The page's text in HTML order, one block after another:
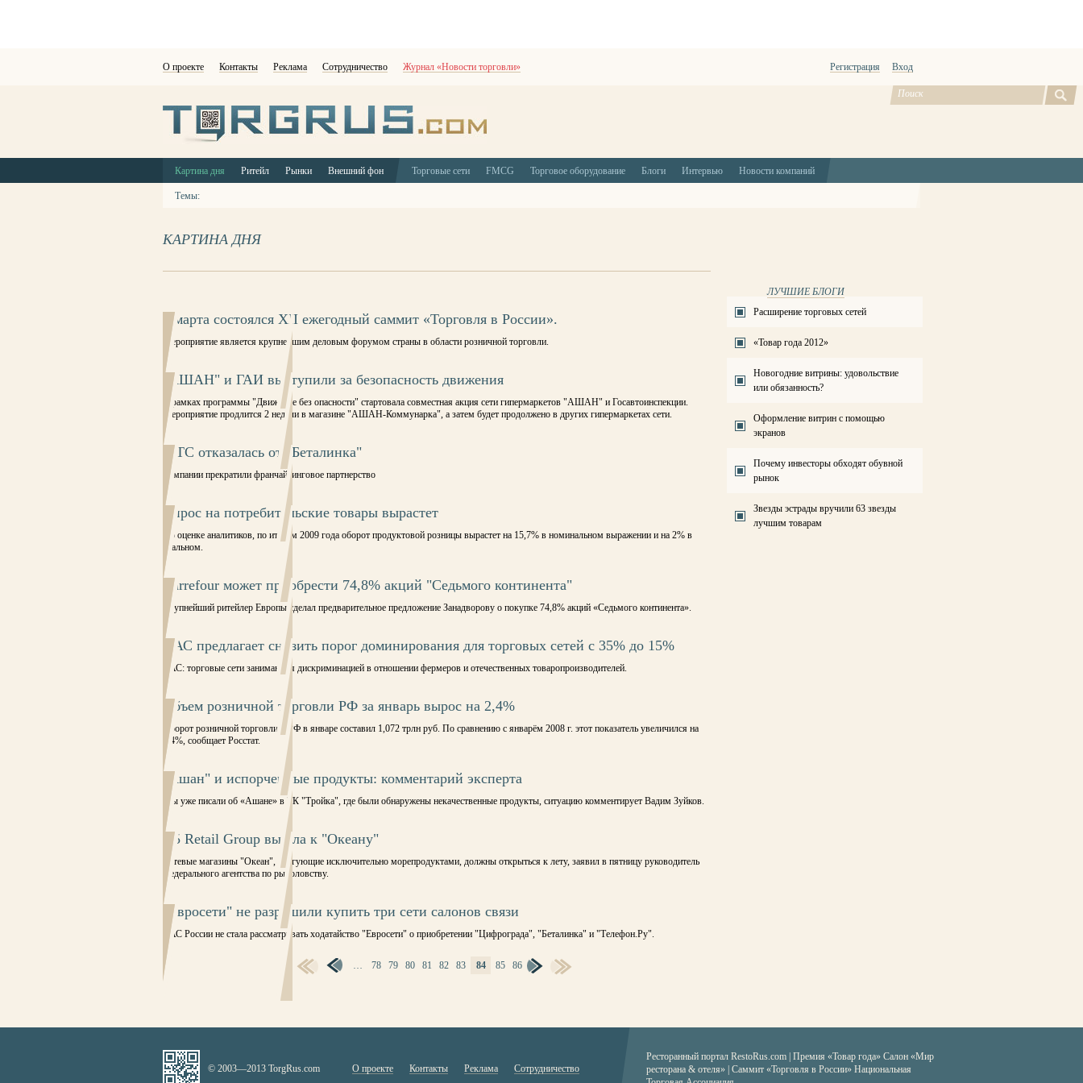
О проекте Контакты Реклама Сотрудничество Журнал «Новости торговли» Регистрация Вход
Картина дня Ритейл Рынки Внешний фон Торговые сети FMCG Торговое оборудование Блоги Интервью Новости компаний
Темы:
КАРТИНА ДНЯ
3 марта состоялся XII ежегодный саммит «Торговля в России».
Мероприятие является крупнейшим деловым форумом страны в области розничной торговли.
"АШАН" и ГАИ выступили за безопасность движения
В рамках программы "Движение без опасности" стартовала совместная акция сети гипермаркетов "АШАН" и Госавтоинспекции.
Мероприятие продлится 2 недели в магазине "АШАН-Коммунарка", а затем будет продолжено в других гипермаркетах сети.
МТС отказалась от "Беталинка"
Компании прекратили франчайзинговое партнерство
Спрос на потребительские товары вырастет
По оценке аналитиков, по итогам 2009 года оборот продуктовой розницы вырастет на 15,7% в номинальном выражении и на 2% в
реальном.
Carrefour может приобрести 74,8% акций "Седьмого континента"
Крупнейший ритейлер Европы сделал предварительное предложение Занадворову о покупке 74,8% акций «Седьмого континента».
ФАС предлагает снизить порог доминирования для торговых сетей с 35% до 15%
ФАС: торговые сети занимаются дискриминацией в отношении фермеров и отечественных товаропроизводителей.
Объем розничной торговли РФ за январь вырос на 2,4%
Оборот розничной торговли в РФ в январе составил 1,072 трлн руб. По сравнению с январём 2008 г. этот показатель увеличился на
2,4%, сообщает Росстат.
"Ашан" и испорченные продукты: комментарий эксперта
Мы уже писали об «Ашане» в ТК "Тройка", где были обнаружены некачественные продукты, ситуацию комментирует Вадим Зуйков.
X5 Retail Group вышла к "Океану"
Сетевые магазины "Океан", торгующие исключительно морепродуктами, должны открыться к лету, заявил в пятницу руководитель
Федерального агентства по рыболовству.
"Евросети" не разрешили купить три сети салонов связи
ФАС России не стала рассматривать ходатайство "Евросети" о приобретении "Цифрограда", "Беталинка" и "Телефон.Ру".
СТРАНИЦЫ … 78 79 80 81 82 83 84 85 86
ЛУЧШИЕ БЛОГИ
Расширение торговых сетей
«Товар года 2012»
Новогодние витрины: удовольствие
или обязанность?
Оформление витрин с помощью
экранов
Почему инвесторы обходят обувной
рынок
Звезды эстрады вручили 63 звезды
лучшим товарам
© 2003—2013 TorgRus.com О проекте Контакты Реклама Сотрудничество
Ресторанный портал RestoRus.com Премия «Товар года» Салон «Мир
ресторана & отеля» | Саммит «Торговля в России» Национальная